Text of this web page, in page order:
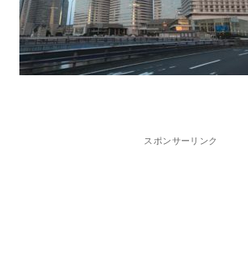
スポンサーリンク